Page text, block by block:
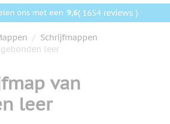
ons met een 9,6( 1654 reviews )
/ Schrijfmappen
leer
van
leer